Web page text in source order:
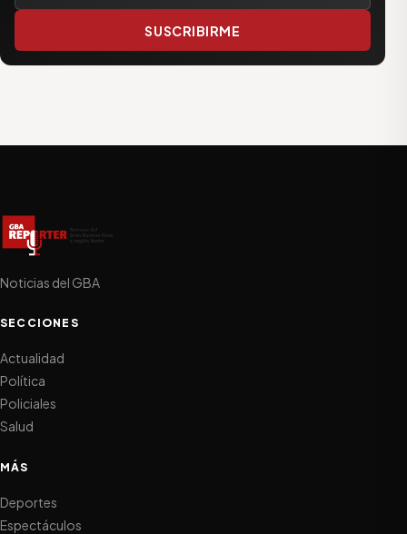
SUSCRIBIRME
Noticias del GBA
SECCIONES
Actualidad
Política
Policiales
Salud
MÁS
Deportes
Espectáculos